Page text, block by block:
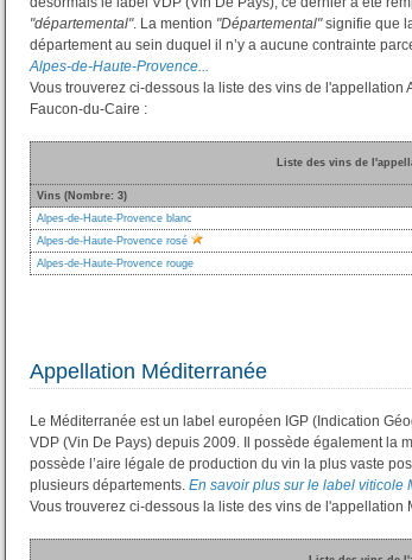
"départemental". La mention "Départemental"signifie que
département au sein duquel il n’y a aucune contrainte
Alpes-de-Haute-Provence...
Vous trouverez ci-dessous la liste des vins de
Faucon-du-Caire :
Liste des vins de
Vins (Nombre: 3)
Alpes-de-Haute-Provence blanc
Alpes-de-Haute-Provence rosé
Alpes-de-Haute-Provence rouge
Appellation Méditerranée
Le Méditerranée est un label européen IGP (Indication
VDP (Vin De Pays) depuis 2009. Il possède également la
possède l’aire légale de production du vin la plus vaste
plusieurs départements. En savoir plus sur le label viticole
Vous trouverez ci-dessous la liste des vins de